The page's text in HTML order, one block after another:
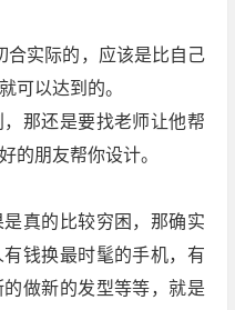
合实际的，应该是比自己
可以达到的。
那还是要找老师让他帮
的朋友帮你设计。
真的比较穷困，那确实
钱换最时髦的手机，有
做新的发型等等，就是